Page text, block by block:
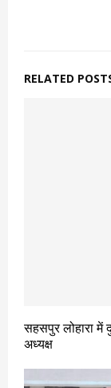
RELATED
सहसपुर लोहारा में
अध्यक्ष